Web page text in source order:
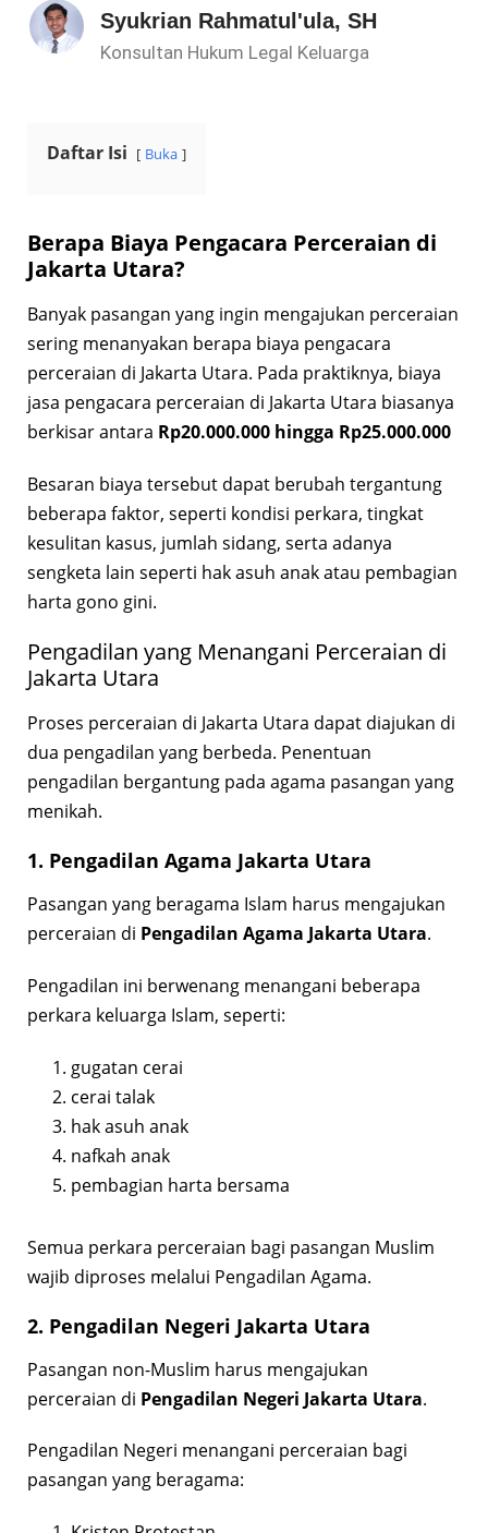
Syukrian Rahmatul'ula, SH
Konsultan Hukum Legal Keluarga
Daftar Isi Buka
Berapa Biaya Pengacara Perceraian di
Jakarta Utara?
Banyak pasangan yang ingin mengajukan perceraian
sering menanyakan berapa biaya pengacara
perceraian di Jakarta Utara. Pada praktiknya, biaya
jasa pengacara perceraian di Jakarta Utara biasanya
berkisar antara Rp20.000.000 hingga Rp25.000.000
Besaran biaya tersebut dapat berubah tergantung
beberapa faktor, seperti kondisi perkara, tingkat
kesulitan kasus, jumlah sidang, serta adanya
sengketa lain seperti hak asuh anak atau pembagian
harta gono gini.
Pengadilan yang Menangani Perceraian di
Jakarta Utara
Proses perceraian di Jakarta Utara dapat diajukan di
dua pengadilan yang berbeda. Penentuan
pengadilan bergantung pada agama pasangan yang
menikah.
1. Pengadilan Agama Jakarta Utara
Pasangan yang beragama Islam harus mengajukan
perceraian di Pengadilan Agama Jakarta Utara.
Pengadilan ini berwenang menangani beberapa
perkara keluarga Islam, seperti:
gugatan cerai
cerai talak
hak asuh anak
nafkah anak
pembagian harta bersama
Semua perkara perceraian bagi pasangan Muslim
wajib diproses melalui Pengadilan Agama.
2. Pengadilan Negeri Jakarta Utara
Pasangan non-Muslim harus mengajukan
perceraian di Pengadilan Negeri Jakarta Utara.
Pengadilan Negeri menangani perceraian bagi
pasangan yang beragama: